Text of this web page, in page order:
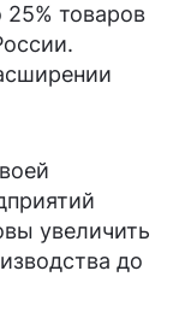
товаров
увеличить
до